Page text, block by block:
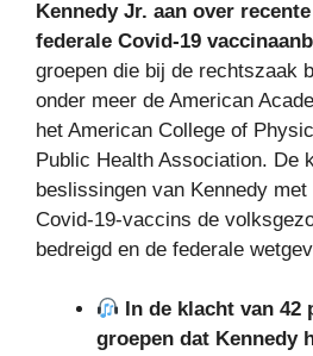
Kennedy Jr. aan over
federale Covid-19
groepen die bij de rechtszaak
onder meer de American
het American College of
Public Health Association. De
beslissingen van Kennedy
Covid-19-vaccins de
bedreigd en de federale
In de klacht van 42
groepen dat Kennedy